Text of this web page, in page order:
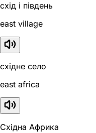
схід і південь
east village
східне село
east africa
Східна Африка